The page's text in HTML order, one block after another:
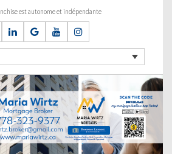
est autonome et indépendante